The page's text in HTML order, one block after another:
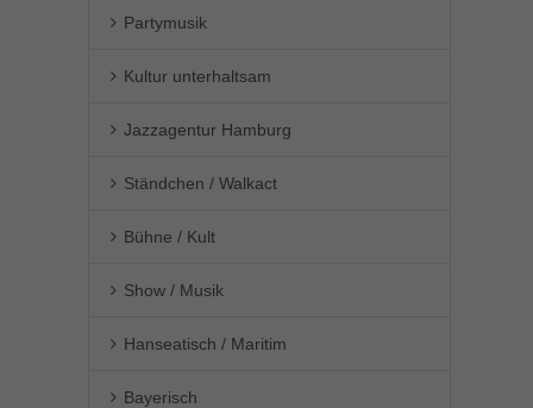
Partymusik
Kultur unterhaltsam
Jazzagentur Hamburg
Ständchen / Walkact
Bühne / Kult
Show / Musik
Hanseatisch / Maritim
Bayerisch